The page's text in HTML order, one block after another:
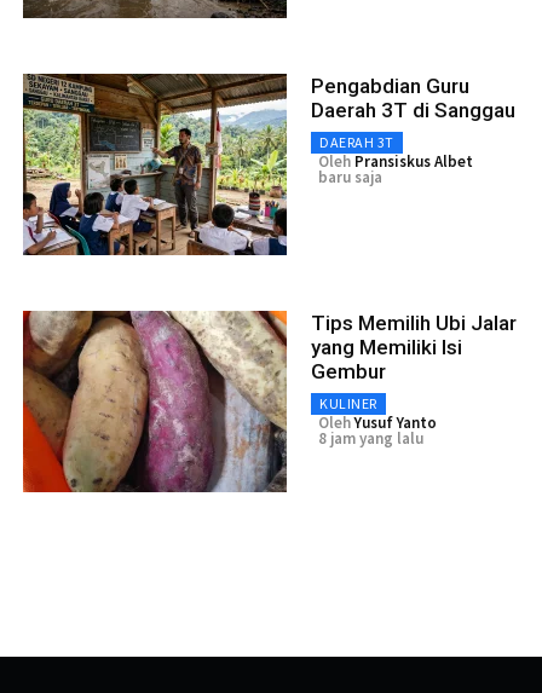
Pengabdian Guru
Daerah 3T di Sanggau
DAERAH 3T
Oleh Pransiskus Albet
baru saja
Tips Memilih Ubi Jalar
yang Memiliki Isi
Gembur
KULINER
OlehYusuf Yanto
8 jam yang lalu